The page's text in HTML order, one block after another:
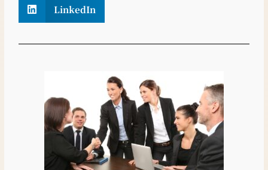
LinkedIn